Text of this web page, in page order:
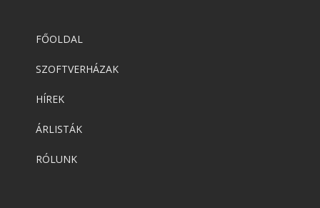
FŐOLDAL
SZOFTVERHÁZAK
HÍREK
ÁRLISTÁK
RÓLUNK